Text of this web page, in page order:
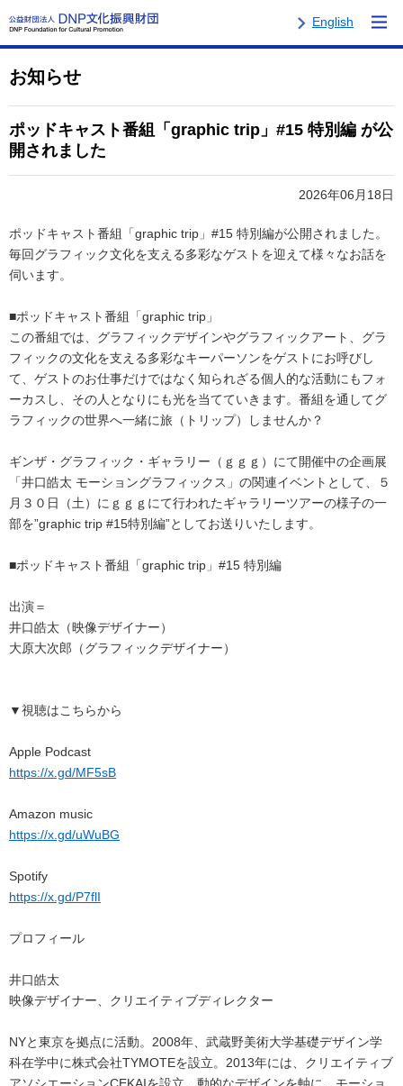
English
お知らせ
ポッドキャスト番組「graphic trip」#15 特別編 が公
開されました
2026年06月18日
ポッドキャスト番組「graphic trip」#15 特別編が公開されました。
毎回グラフィック文化を支える多彩なゲストを迎えて様々なお話を
伺います。
■ポッドキャスト番組「graphic trip」
この番組では、グラフィックデザインやグラフィックアート、グラ
フィックの文化を支える多彩なキーパーソンをゲストにお呼びし
て、ゲストのお仕事だけではなく知られざる個人的な活動にもフォ
ーカスし、その人となりにも光を当てていきます。番組を通してグ
ラフィックの世界へ一緒に旅（トリップ）しませんか？
ギンザ・グラフィック・ギャラリー（ｇｇｇ）にて開催中の企画展
「井口皓太 モーショングラフィックス」の関連イベントとして、５
月３０日（土）にｇｇｇにて行われたギャラリーツアーの様子の一
部を”graphic trip #15特別編”としてお送りいたします。
■ポッドキャスト番組「graphic trip」#15 特別編
出演＝
井口皓太（映像デザイナー）
大原大次郎（グラフィックデザイナー）
▼視聴はこちらから
Apple Podcast
https://x.gd/MF5sB
Amazon music
https://x.gd/uWuBG
Spotify
https://x.gd/P7flI
プロフィール
井口皓太
映像デザイナー、クリエイティブディレクター
NYと東京を拠点に活動。2008年、武蔵野美術大学基礎デザイン学
科在学中に株式会社TYMOTEを設立。2013年には、クリエイティブ
アソシエーションCEKAIを設立。動的なデザインを軸に、モーショ